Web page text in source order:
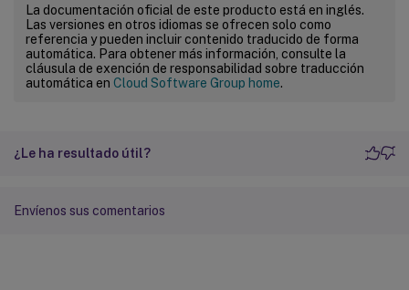
La documentación oficial de este producto está en inglés.
Las versiones en otros idiomas se ofrecen solo como
referencia y pueden incluir contenido traducido de forma
automática. Para obtener más información, consulte la
cláusula de exención de responsabilidad sobre traducción
automática en Cloud Software Group home.
¿Le ha resultado útil?
Envíenos sus comentarios